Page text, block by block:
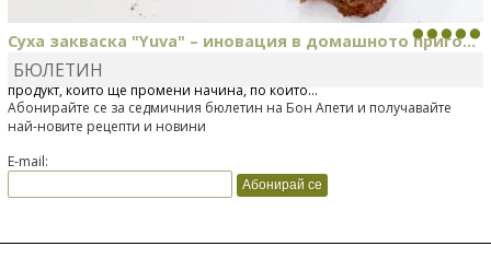
Суха закваска "Yuva" – иновация в домашното приго...
Отскоро Лесафр България стартира предлагането на изцяло нов
продукт, който ще промени начина, по който...
БЮЛЕТИН
Абонирайте се за седмичния бюлетин на Бон Апети и получавайте
най-новите рецепти и новини
E-mail: